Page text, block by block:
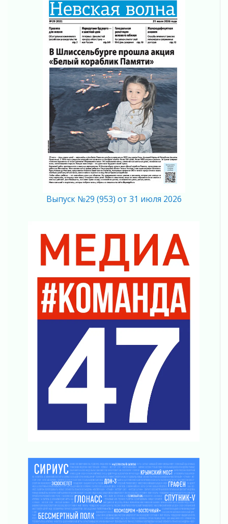
02 августа 2026
Километровые столбы «Дороги жизни»
отправили на реставрацию
02 августа 2026
Ленобласть внедрила передовую подготовку
операторов БПЛА
02 августа 2026
В Ивангороде появилась «Избушка-
воробушка»
02 августа 2026
Юхла, мука, кантеле и Водяной
01 августа 2026
Лето катится с горки
01 августа 2026
В Ленобласти открылась экспозиция к 150-
01 августа 2026
Болезнь девственниц и вампиров
01 августа 2026
Безмолвный крик о помощи
В музей всей семьёй
01 августа 2026
Без заявлений и очередей
01 августа 2026
Не женское это дело...уверены?
Все силы в кулак
01 августа 2026
Айда на пляж!
Пик топливного кризиса в регионе прошёл
О мужестве, долге и стойкости
31 июля 2026
Ленинградцы — бойцам «Барс-Ленинградец»
31 июля 2026
Маршрутами будущего — к заветной цели
31 июля 2026
Выпуск №29 (953) от 31 июля 2026